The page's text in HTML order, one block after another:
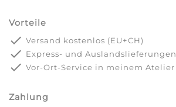
Vorteile
done Versand kostenlos (EU+CH)
done Express- und Auslandslieferungen
done Vor-Ort-Service in meinem Atelier
Zahlung